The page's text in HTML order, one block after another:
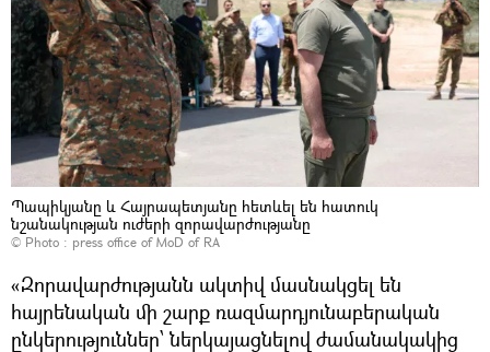
Պապիկյանը և Հայրապետյանը հետևել են հատուկ
նշանակության ուժերի զորավարժությանը
© Photo : press office of MoD of RA
«Զորավարժությանն ակտիվ մասնակցել են
հայրենական մի շարք ռազմարդյունաբերական
ընկերություններ՝ ներկայացնելով ժամանակակից